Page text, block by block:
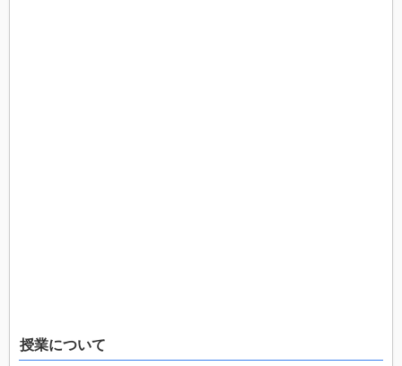
授業について